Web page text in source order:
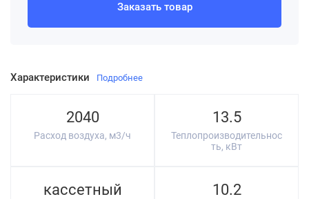
Характеристики Подробнее
2040
Расход воздуха, м3/ч
13.5
Теплопроизводительнос
ть, кВт
кассетный 10.2
Заказать товар